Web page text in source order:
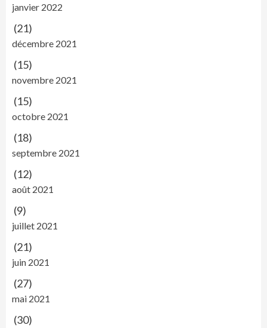
janvier 2022
(21)
décembre 2021
(15)
novembre 2021
(15)
octobre 2021
(18)
septembre 2021
(12)
août 2021
(9)
juillet 2021
(21)
juin 2021
(27)
mai 2021
(30)